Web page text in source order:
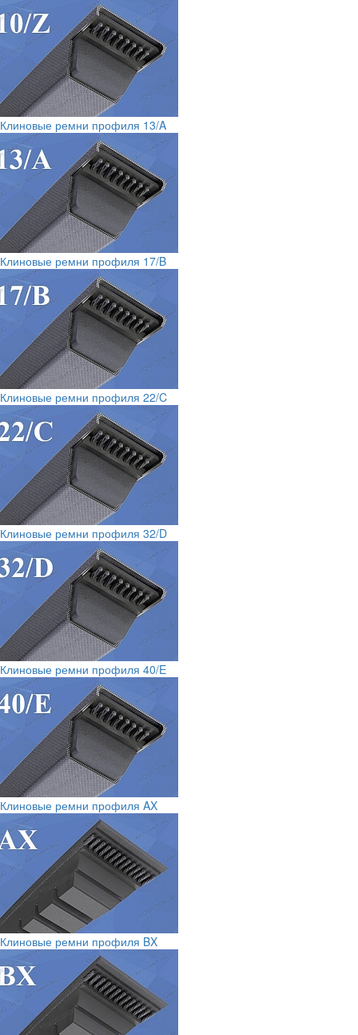
Клиновые ремни профиля 13/A
Клиновые ремни профиля 17/B
Клиновые ремни профиля 22/C
Клиновые ремни профиля 32/D
Клиновые ремни профиля 40/E
Клиновые ремни профиля AX
Клиновые ремни профиля BX